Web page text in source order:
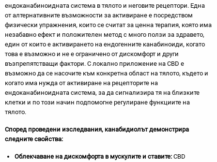
ендоканабиноидната система в тялото и неговите рецептори. Една
от алтернативните възможности за активиране е посредством
физически упражнения, които се считат за ценна терапия, която има
незабавно ефект и положителен метод с много ползи за здравето,
един от които е активирането на ендогенните канабиноиди, когато
това е възможно и не е ограничено от дискомфорт и други
възпрепятстващи фактори. С локално приложение на CBD е
възможно да се насочите към конкретна област на тялото, където и
когато има нужда от активиране на рецепторите на
ендоканабиноидната система, за да сигнализира тя на близките
клетки и по този начин подпомогне регулиране функциите на
тялото.
Според проведени изследвания, канабидиолът демонстрира
следните свойства:
Облекчаване на дискомфорта в мускулите и ставите: CBD